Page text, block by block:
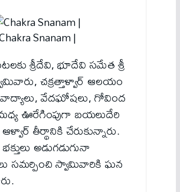
Snanam |
శ్రీదేవి, భూదేవి సమేత శ్రీ
చక్రత్తాళ్వార్‌ ఆలయం
వేదఘోషలు, గోవింద
ఊరేగింపుగా బయలుదేరి
తీర్థానికి చేరుకున్నారు.
అడుగడుగునా
సమర్పించి స్వామివారికి ఘన